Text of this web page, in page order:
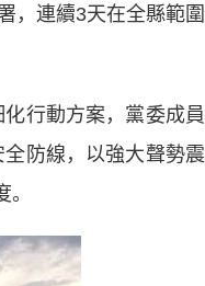
連續3天在全縣範圍
行動方案，黨委成員
防線，以強大聲勢震